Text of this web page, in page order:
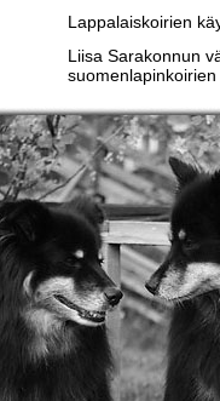
Lappalaiskoirien
Liisa Sarakonnun